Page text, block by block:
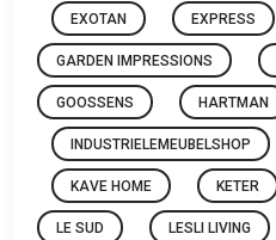
EXOTAN EXPRESS
GARDEN IMPRESSIONS
GOOSSENS HARTMAN
INDUSTRIELEMEUBELSHOP
KAVE HOME KETER
LE SUD LESLI LIVING